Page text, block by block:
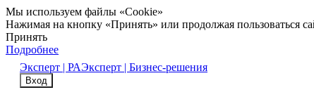
Мы используем файлы «Cookie»
Нажимая на кнопку «Принять» или продолжая пользоваться
Принять
Подробнее
Эксперт | РАЭксперт | Бизнес-решения
Вход